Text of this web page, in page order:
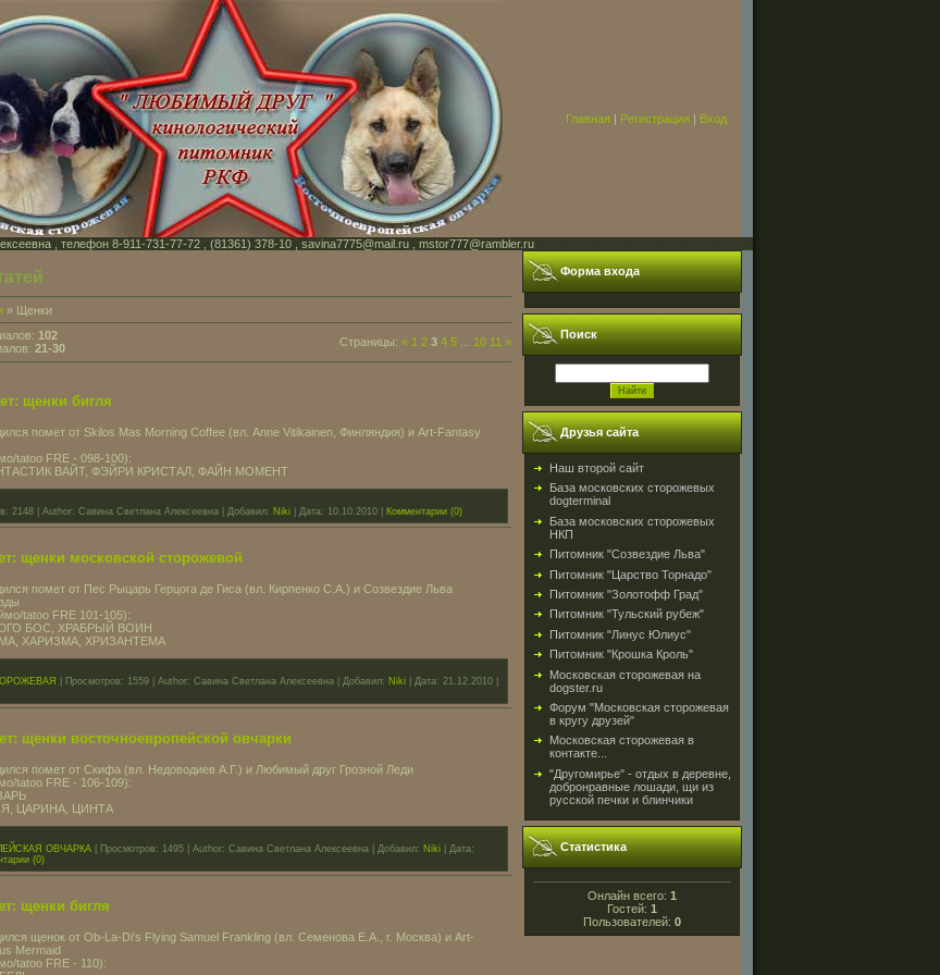
Главная | Регистрация | Вход
, телефон 8-911-731-77-72 , (81361) 378-10 , savina7775@mail.ru , mstor777@rambler.ru
» Щенки
102
21-30 Страницы: « 1 2 3 4 5 10 11 »
щенки бигля
помет от Skilos Mas Morning Coffee (вл. Anne Vitikainen, Финляндия) и Art-Fantasy
tatoo FRE - 098-100):
ВАЙТ, ФЭЙРИ КРИСТАЛ, ФАЙН МОМЕНТ
2148 Author: Савина Светлана Алексеевна Добавил: Niki Дата: 10.10.2010 Комментарии (0)
щенки московской сторожевой
помет от Пес Рыцарь Герцога де Гиса (вл. Кирпенко С.А.) и Созвездие Льва
tatoo FRE 101-105):
БОС, ХРАБРЫЙ ВОИН
ХАРИЗМА, ХРИЗАНТЕМА
Просмотров: 1559 Author: Савина Светлана Алексeевна Добавил: Niki Дата: 21.12.2010
щенки восточноевропейской овчарки
помет от Скифа (вл. Недоводиев А.Г.) и Любимый друг Грозной Леди
tatoo FRE - 106-109):
ЦАРИНА, ЦИНТА
ОВЧАРКА Просмотров: 1495 Author: Савина Светлана Алексеевна Добавил: Niki
Дата:
(0)
щенки бигля
щенок от Ob-La-Di's Flying Samuel Frankling (вл. Семенова Е.А., г. Москва) и Art-
Mermaid
tatoo FRE - 110):
Форма входа
Поиск
Друзья сайта
Наш второй сайт
База московских сторожевых
dogterminal
База московских сторожевых
НКП
Питомник "Созвездие Льва"
Питомник "Царство Торнадо"
Питомник "Золотофф Град"
Питомник "Тульский рубеж"
Питомник "Линус Юлиус"
Питомник "Крошка Кроль"
Московская сторожевая на
dogster.ru
Форум "Московская сторожевая
в кругу друзей"
Московская сторожевая в
контакте...
"Другомирье" - отдых в деревне,
добронравные лошади, щи из
русской печки и блинчики
Статистика
Онлайн всего: 1
Гостей: 1
Пользователей: 0